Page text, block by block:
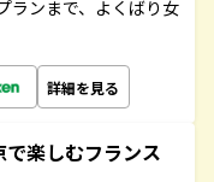
ランまで、よくばり女
詳細を見る
楽しむフランス